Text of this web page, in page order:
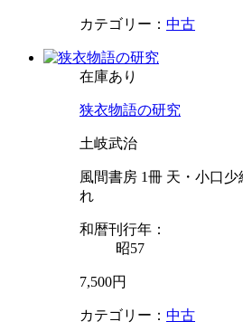
カテゴリー： 中古
在庫あり
狭衣物語の研究
土岐武治
風間書房 1冊 天・小口
れ
和暦刊行年：
昭57
7,500円
カテゴリー： 中古